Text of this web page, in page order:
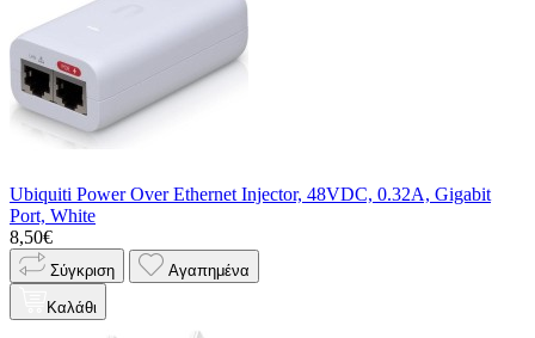
Ubiquiti Power Over Ethernet Injector, 48VDC, 0.32A, Gigabit
Port, White
8,50€
Σύγκριση Αγαπημένα
Καλάθι